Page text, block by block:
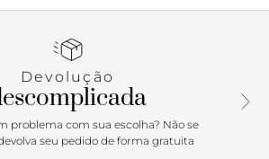
toque de modernidade, enquanto o
um twist cool e inesperado,
e um salto alto fino que
uma dose extra de poder.
Devolução
problema com sua escolha? Não se
seu pedido de forma gratuita